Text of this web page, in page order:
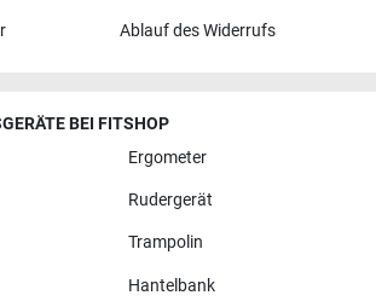
Ablauf des Widerrufs
BEI FITSHOP
Ergometer
Rudergerät
Trampolin
Hantelbank